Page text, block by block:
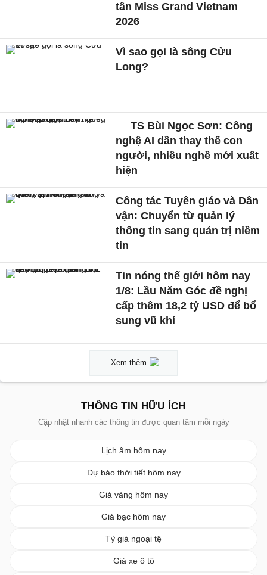
tân Miss Grand Vietnam
2026
Vì sao gọi là sông Cửu
Long?
TS Bùi Ngọc Sơn: Công
nghệ AI dần thay thế con
người, nhiều nghề mới xuất
hiện
Công tác Tuyên giáo và Dân
vận: Chuyển từ quản lý
thông tin sang quản trị niềm
tin
Tin nóng thế giới hôm nay
1/8: Lầu Năm Góc đề nghị
cấp thêm 18,2 tỷ USD để bổ
sung vũ khí
Xem thêm
THÔNG TIN HỮU ÍCH
Cập nhật nhanh các thông tin được quan tâm mỗi ngày
Lịch âm hôm nay
Dự báo thời tiết hôm nay
Giá vàng hôm nay
Giá bạc hôm nay
Tỷ giá ngoại tệ
Giá xe ô tô